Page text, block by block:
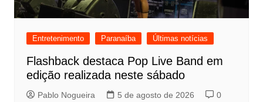
Entretenimento Paranaíba Últimas notícias
Flashback destaca Pop Live Band em
edição realizada neste sábado
Pablo Nogueira 5 de agosto de 2026 0